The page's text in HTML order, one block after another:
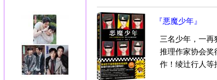
『悪魔少年』
三名少年，一
推理作家协会奖
作！绫辻行人等